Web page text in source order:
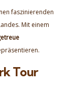
faszinierenden
Mit einem
Tour